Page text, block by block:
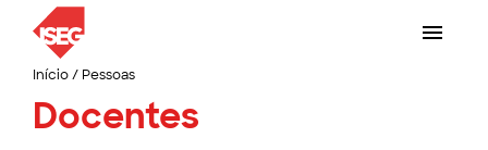
Início/ Pessoas
Docentes